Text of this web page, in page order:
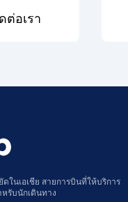
ต่อเรา
ในเอเชีย สายการบินที่ให้บริการ
รับนักเดินทาง